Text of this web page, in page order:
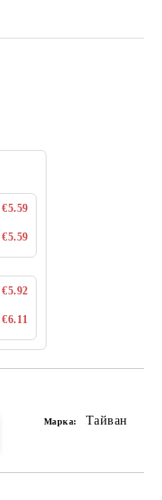
€5.59
€5.59
€5.92
€6.11
Марка: Тайван